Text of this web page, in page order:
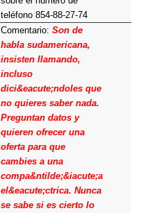
teléfono 854-88-27-74
Comentario:Son de
habla sudamericana,
insisten llamando,
incluso
dici&eacute;ndoles que
no quieres saber nada.
Preguntan datos y
quieren ofrecer una
oferta para que
cambies a una
compa&ntilde;&iacute;a
el&eacute;ctrica. Nunca
se sabe si es cierto lo